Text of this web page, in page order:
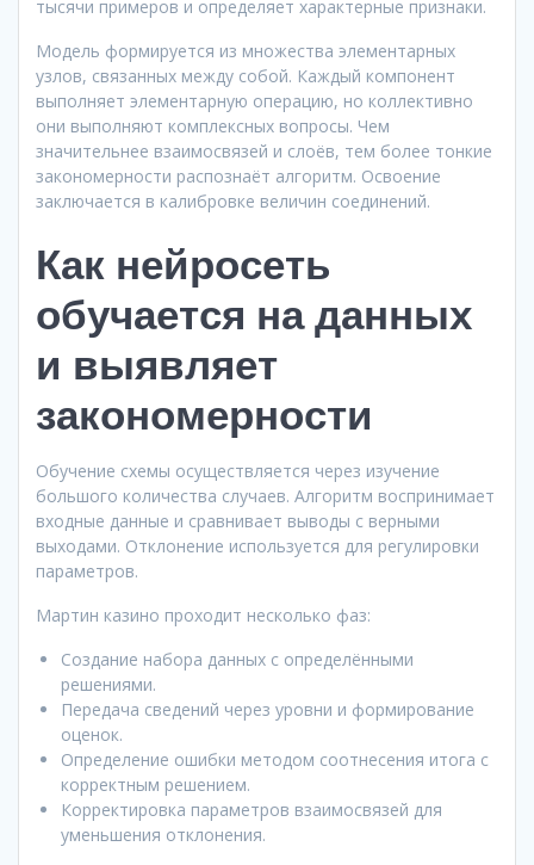
тысячи примеров и определяет характерные признаки.
Модель формируется из множества элементарных
узлов, связанных между собой. Каждый компонент
выполняет элементарную операцию, но коллективно
они выполняют комплексных вопросы. Чем
значительнее взаимосвязей и слоёв, тем более тонкие
закономерности распознаёт алгоритм. Освоение
заключается в калибровке величин соединений.
Как нейросеть
обучается на данных
и выявляет
закономерности
Обучение схемы осуществляется через изучение
большого количества случаев. Алгоритм воспринимает
входные данные и сравнивает выводы с верными
выходами. Отклонение используется для регулировки
параметров.
Мартин казино проходит несколько фаз:
Создание набора данных с определёнными
решениями.
Передача сведений через уровни и формирование
оценок.
Определение ошибки методом соотнесения итога с
корректным решением.
Корректировка параметров взаимосвязей для
уменьшения отклонения.